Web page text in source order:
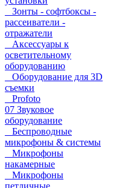
Зонты - софтбоксы -
рассеиватели -
отражатели
Аксессуары к
осветительному
оборудованию
Оборудование для 3D
съемки
Profoto
07 Звуковое
оборудование
Беспроводные
микрофоны & системы
Микрофоны
накамерные
Микрофоны
петличные